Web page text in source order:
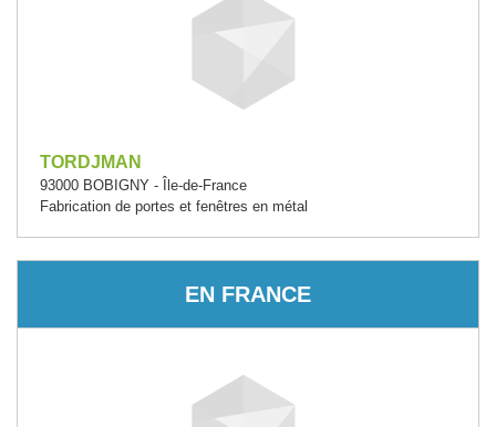
TORDJMAN
93000 BOBIGNY - Île-de-France
Fabrication de portes et fenêtres en métal
EN FRANCE